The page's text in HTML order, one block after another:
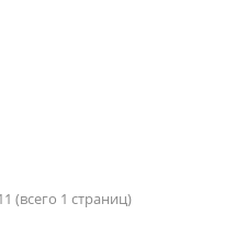
(всего 1 страниц)